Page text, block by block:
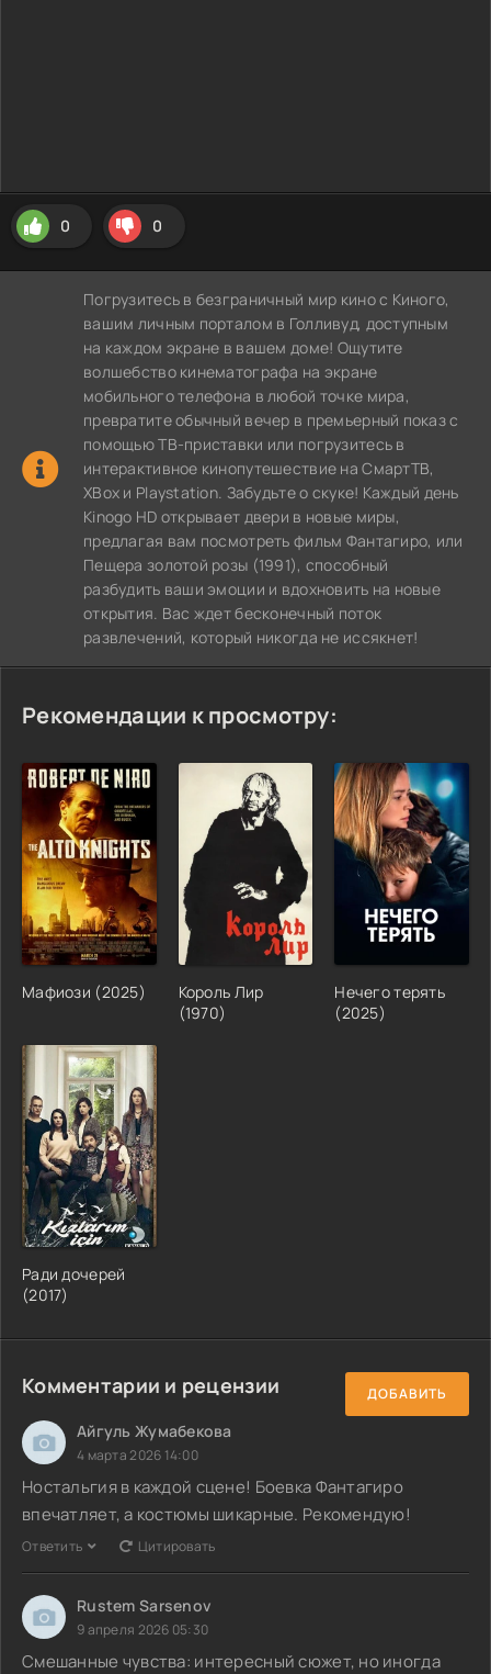
0 0
Погрузитесь в безграничный мир кино с Киного,
вашим личным порталом в Голливуд, доступным
на каждом экране в вашем доме! Ощутите
волшебство кинематографа на экране
мобильного телефона в любой точке мира,
превратите обычный вечер в премьерный показ с
помощью ТВ-приставки или погрузитесь в
интерактивное кинопутешествие на СмартТВ,
XBox и Playstation. Забудьте о скуке! Каждый день
Kinogo HD открывает двери в новые миры,
предлагая вам посмотреть фильм Фантагиро, или
Пещера золотой розы (1991), способный
разбудить ваши эмоции и вдохновить на новые
открытия. Вас ждет бесконечный поток
развлечений, который никогда не иссякнет!
Рекомендации к просмотру:
Мафиози (2025)
Король Лир
(1970)
Нечего терять
(2025)
Ради дочерей
(2017)
Комментарии и рецензии ДОБАВИТЬ
Айгуль Жумабекова
4 марта 2026 14:00
Ностальгия в каждой сцене! Боевка Фантагиро
впечатляет, а костюмы шикарные. Рекомендую!
Ответить Цитировать
Rustem Sarsenov
9 апреля 2026 05:30
Смешанные чувства: интересный сюжет, но иногда